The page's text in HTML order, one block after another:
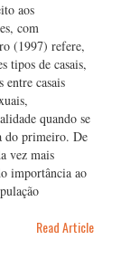
aos
com
(1997) refere,
tipos de casais,
entre casais
quando se
do primeiro. De
vez mais
importância ao
Read Article